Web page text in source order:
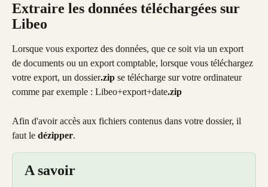
Extraire les données téléchargées sur
Libeo
Lorsque vous exportez des données, que ce soit via un export
de documents ou un export comptable, lorsque vous téléchargez
votre export, un dossier.zip se télécharge sur votre ordinateur
comme par exemple : Libeo+export+date.zip
Afin d'avoir accès aux fichiers contenus dans votre dossier, il
faut le dézipper.
A savoir